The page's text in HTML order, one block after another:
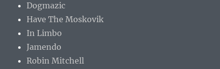
Dogmazic
Have The Moskovik
In Limbo
Jamendo
Robin Mitchell